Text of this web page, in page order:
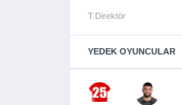
T.Direktör
YEDEK OYUNCULAR